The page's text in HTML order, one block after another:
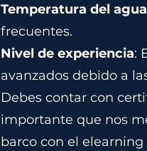
Temperatura del agua
frecuentes.
Nivel de experiencia:
avanzados debido a
Debes contar con
importante que nos
barco con el